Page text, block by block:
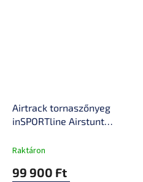
Airtrack tornaszőnyeg
inSPORTline Airstunt
mousse elektromos
rugalmas anyag,
Raktáron
99 900 Ft